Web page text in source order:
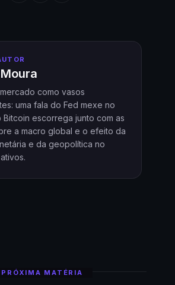
como vasos
uma fala do Fed mexe no
escorrega junto com as
a macro global e o efeito da
e da geopolítica no
PRÓXIMA MATÉRIA